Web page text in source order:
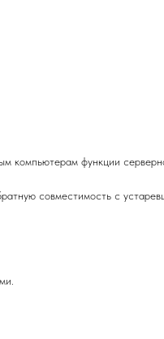
компьютерам функции
совместимость с